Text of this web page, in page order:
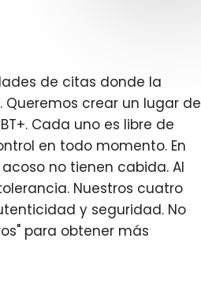
de citas donde la
crear un lugar de
Cada uno es libre de
en todo momento. En
no tienen cabida. Al
Nuestros cuatro
y seguridad. No
para obtener más